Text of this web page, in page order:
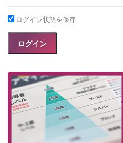
ログイン状態を保存